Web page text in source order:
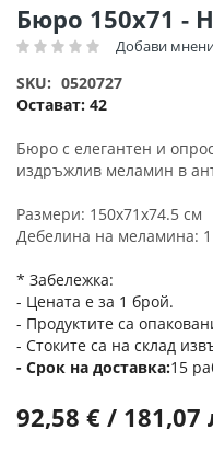
Бюро 150x71 -
Рейтинг: Добави
Остават: 42
SKU 0520727
Бюро с елегантен и
издръжлив меламин в
Размери: 150x71x74.5 см
Дебелина на меламина:
* Забележка:
- Цената е за 1 брой.
- Продуктите са
- Стоките са на склад
Срок на доставка 15
92,58 € / 181,07
Преминете
към
началото
на
галерия
снимки